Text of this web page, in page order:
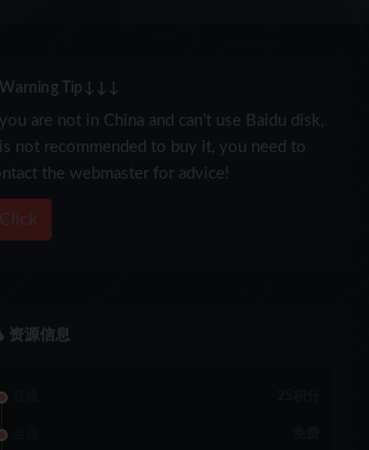
Warning Tip↓↓↓
you are not in China and can’t use Baidu disk,
not recommended to buy it, you need to
the webmaster for advice!
Click
资源信息